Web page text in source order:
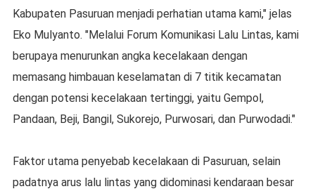
Kabupaten Pasuruan menjadi perhatian utama kami," jelas
Eko Mulyanto. "Melalui Forum Komunikasi Lalu Lintas, kami
berupaya menurunkan angka kecelakaan dengan
memasang himbauan keselamatan di 7 titik kecamatan
dengan potensi kecelakaan tertinggi, yaitu Gempol,
Pandaan, Beji, Bangil, Sukorejo, Purwosari, dan Purwodadi."
Faktor utama penyebab kecelakaan di Pasuruan, selain
padatnya arus lalu lintas yang didominasi kendaraan besar